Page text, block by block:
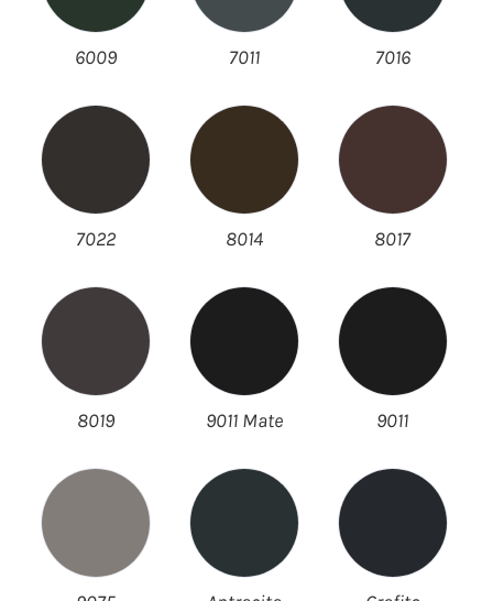
6009 7011 7016
7022 8014 8017
8019 9011 Mate 9011